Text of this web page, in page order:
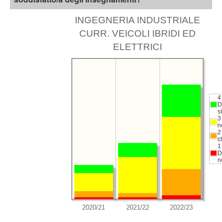
INGEGNERIA INDUSTRIALE
CURR. VEICOLI IBRIDI ED
ELETTRICI
4
sì
3
2